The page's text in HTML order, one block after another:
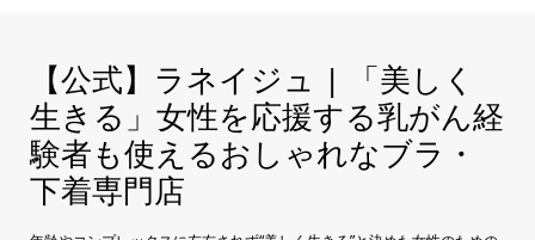
【公式】ラネイジュ | 「美しく
生きる」女性を応援する乳がん経
験者も使えるおしゃれなブラ・
下着専門店